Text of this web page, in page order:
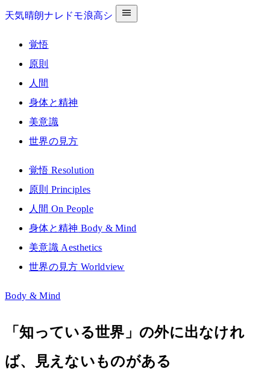
天気晴朗ナレドモ浪高シ
覚悟
原則
人間
身体と精神
美意識
世界の見方
覚悟 Resolution
原則 Principles
人間 On People
身体と精神 Body & Mind
美意識 Aesthetics
世界の見方 Worldview
Body & Mind
「知っている世界」の外に出なけれ
ば、見えないものがある